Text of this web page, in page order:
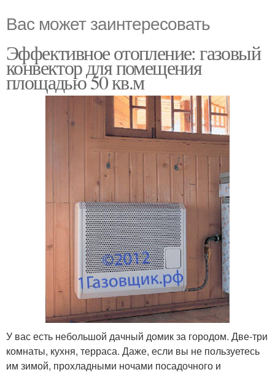
Вас может заинтересовать
Эффективное отопление: газовый
конвектор для помещения
площадью 50 кв.м
У вас есть небольшой дачный домик за городом. Две-три
комнаты, кухня, терраса. Даже, если вы не пользуетесь
им зимой, прохладными ночами посадочного и